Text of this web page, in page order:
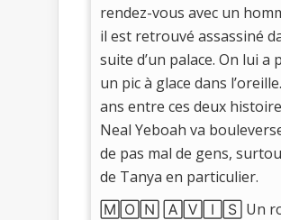
rendez-vous avec un
il est retrouvé assassiné
suite d’un palace. On lui a
un pic à glace dans
ans entre ces deux
Neal Yeboah va
de pas mal de gens,
de Tanya en particulier.
🄼🄾🄽 🄰🅅🄸🅂 Un